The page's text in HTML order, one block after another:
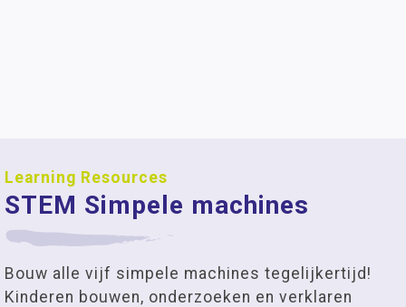
Learning Resources
STEM Simpele machines
Bouw alle vijf simpele machines tegelijkertijd!
Kinderen bouwen, onderzoeken en verklaren